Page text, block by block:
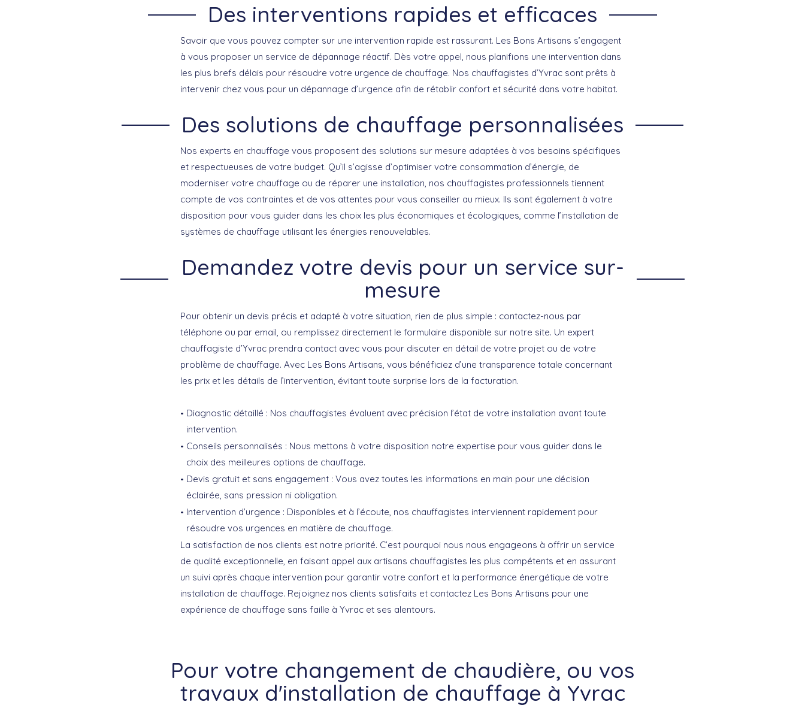
Des interventions rapides et efficaces
Savoir que vous pouvez compter sur une intervention rapide est rassurant. Les Bons Artisans s’engagent
à vous proposer un service de dépannage réactif. Dès votre appel, nous planifions une intervention dans
les plus brefs délais pour résoudre votre urgence de chauffage. Nos chauffagistes d’Yvrac sont prêts à
intervenir chez vous pour un dépannage d’urgence afin de rétablir confort et sécurité dans votre habitat.
Des solutions de chauffage personnalisées
Nos experts en chauffage vous proposent des solutions sur mesure adaptées à vos besoins spécifiques
et respectueuses de votre budget. Qu’il s’agisse d’optimiser votre consommation d’énergie, de
moderniser votre chauffage ou de réparer une installation, nos chauffagistes professionnels tiennent
compte de vos contraintes et de vos attentes pour vous conseiller au mieux. Ils sont également à votre
disposition pour vous guider dans les choix les plus économiques et écologiques, comme l’installation de
systèmes de chauffage utilisant les énergies renouvelables.
Demandez votre devis pour un service sur-
mesure
Pour obtenir un devis précis et adapté à votre situation, rien de plus simple : contactez-nous par
téléphone ou par email, ou remplissez directement le formulaire disponible sur notre site. Un expert
chauffagiste d’Yvrac prendra contact avec vous pour discuter en détail de votre projet ou de votre
problème de chauffage. Avec Les Bons Artisans, vous bénéficiez d’une transparence totale concernant
les prix et les détails de l’intervention, évitant toute surprise lors de la facturation.
Diagnostic détaillé : Nos chauffagistes évaluent avec précision l’état de votre installation avant toute
intervention.
Conseils personnalisés : Nous mettons à votre disposition notre expertise pour vous guider dans le
choix des meilleures options de chauffage.
Devis gratuit et sans engagement : Vous avez toutes les informations en main pour une décision
éclairée, sans pression ni obligation.
Intervention d’urgence : Disponibles et à l’écoute, nos chauffagistes interviennent rapidement pour
résoudre vos urgences en matière de chauffage.
La satisfaction de nos clients est notre priorité. C’est pourquoi nous nous engageons à offrir un service
de qualité exceptionnelle, en faisant appel aux artisans chauffagistes les plus compétents et en assurant
un suivi après chaque intervention pour garantir votre confort et la performance énergétique de votre
installation de chauffage. Rejoignez nos clients satisfaits et contactez Les Bons Artisans pour une
expérience de chauffage sans faille à Yvrac et ses alentours.
Pour votre changement de chaudière, ou vos
travaux d'installation de chauffage à Yvrac